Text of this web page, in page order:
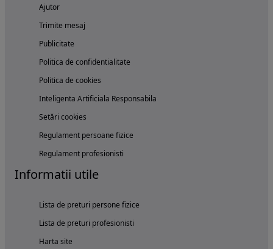
Ajutor
Trimite mesaj
Publicitate
Politica de confidentialitate
Politica de cookies
Inteligenta Artificiala Responsabila
Setări cookies
Regulament persoane fizice
Regulament profesionisti
Informatii utile
Lista de preturi persone fizice
Lista de preturi profesionisti
Harta site